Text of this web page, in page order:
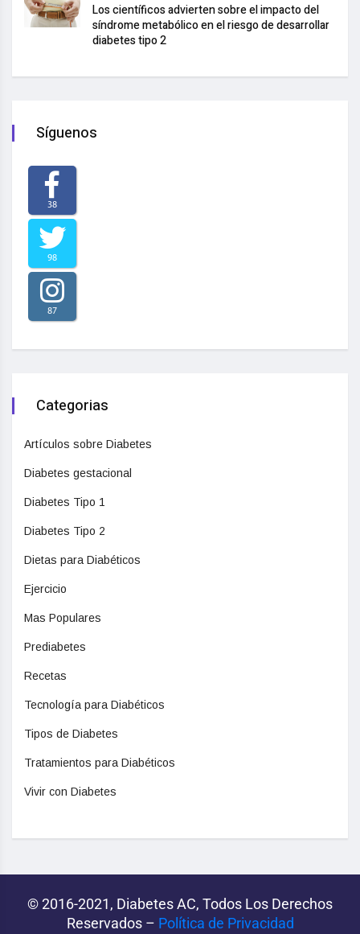
Los científicos advierten sobre el impacto del
síndrome metabólico en el riesgo de desarrollar
diabetes tipo 2
Síguenos
38
98
87
Categorias
Artículos sobre Diabetes
Diabetes gestacional
Diabetes Tipo 1
Diabetes Tipo 2
Dietas para Diabéticos
Ejercicio
Mas Populares
Prediabetes
Recetas
Tecnología para Diabéticos
Tipos de Diabetes
Tratamientos para Diabéticos
Vivir con Diabetes
© 2016-2021, Diabetes AC, Todos Los Derechos
Reservados – Política de Privacidad‌­